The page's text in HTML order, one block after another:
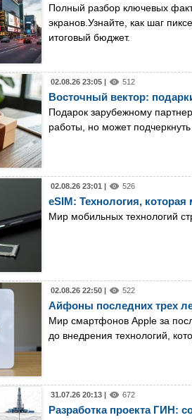
Полный разбор ключевых
экранов.Узнайте, как шаг
итоговый бюджет.
02.08.26 23:05 | 512
Восточный вектор:
Подарок зарубежному
работы, но может
02.08.26 23:01 | 526
eSIM: Технология,
Мир мобильных технологий
02.08.26 22:50 | 522
Айфоны последних трех
Мир смартфонов Apple за
до внедрения технологий,
31.07.26 20:13 | 672
Разработка проекта ГИН: